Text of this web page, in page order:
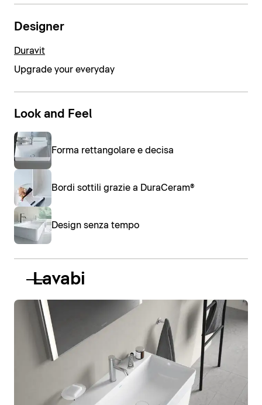
Designer
Duravit
Upgrade your everyday
Look and Feel
Forma rettangolare e decisa
Bordi sottili grazie a DuraCeram®
Design senza tempo
Lavabi